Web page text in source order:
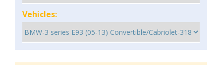
Vehicles: